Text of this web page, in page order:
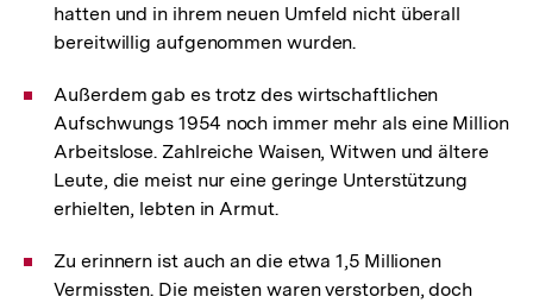
hatten und in ihrem neuen Umfeld nicht überall
bereitwillig aufgenommen wurden.
Außerdem gab es trotz des wirtschaftlichen
Aufschwungs 1954 noch immer mehr als eine Million
Arbeitslose. Zahlreiche Waisen, Witwen und ältere
Leute, die meist nur eine geringe Unterstützung
erhielten, lebten in Armut.
Zu erinnern ist auch an die etwa 1,5 Millionen
Vermissten. Die meisten waren verstorben, doch